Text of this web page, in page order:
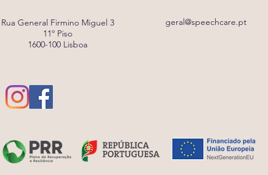
Rua General Firmino Miguel 3
11º Piso
1600-100 Lisboa
geral@speechcare.pt